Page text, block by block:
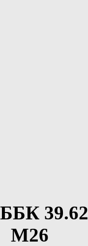
ББК 39.62
М26